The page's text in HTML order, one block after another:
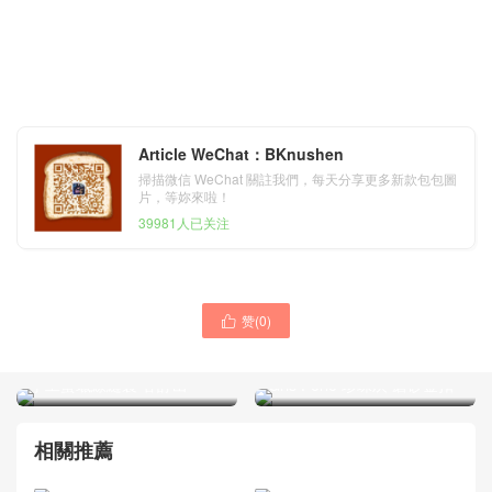
Article WeChat：BKnushen
掃描微信 WeChat 關註我們，每天分享更多新款包包圖
片，等妳來啦！
39981人已关注
 赞(0)
手工蜜蠟線縫製 客訂出
Hermes Birkin 25cm 原廠山
Gris Perle 珍珠灰 磨砂金扣
相關推薦